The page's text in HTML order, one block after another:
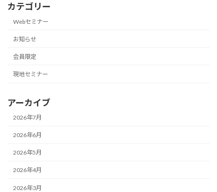
カテゴリー
Webセミナー
お知らせ
会員限定
現地セミナー
アーカイブ
2026年7月
2026年6月
2026年5月
2026年4月
2026年3月